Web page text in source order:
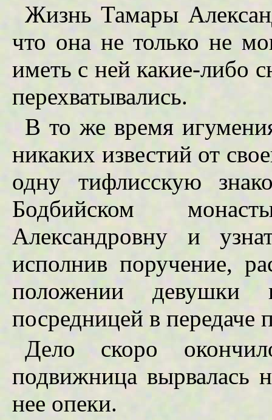
Жизнь Тамары
что она не только не
иметь с ней какие-либо
перехватывались.
В то же время
никаких известий от
одну тифлисскую
Бодбийском
Александровну и
исполнив поручение,
положении девушки
посредницей в передаче
Дело скоро
подвижница вырвалась
нее опеки.